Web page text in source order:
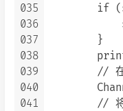
035
036
037
038
039
040
041
if
        }
//
//